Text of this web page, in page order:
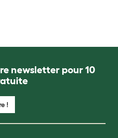
newsletter pour 10
!